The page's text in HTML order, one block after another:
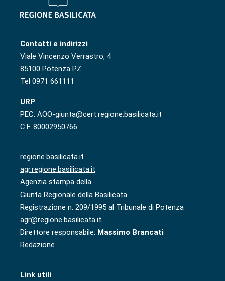
Contatti e indirizzi
Viale Vincenzo Verrastro, 4
85100 Potenza PZ
Tel 0971 661111
URP
PEC: AOO-giunta@cert.regione.basilicata.it
C.F. 80002950766
regione.basilicata.it
agr.regione.basilicata.it
Agenzia stampa della
Giunta Regionale della Basilicata
Registrazione n. 209/1995 al Tribunale di Potenza
agr@regione.basilicata.it
Direttore responsabile: Massimo Brancati
Redazione
Link utili